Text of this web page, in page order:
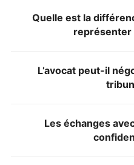
Quelle est la
représenter
L’avocat peut-il
Les échanges